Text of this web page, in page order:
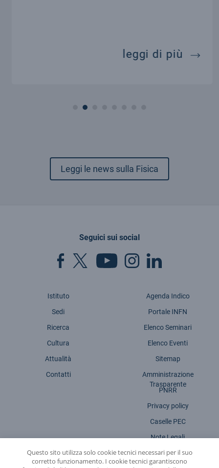
e la relatività generaleleggi di più
Leggi le news sulla Fisica
Seguici sui social
Istituto
Sedi
Ricerca
Cultura
Attualità
Contatti
Agenda Indico
Portale INFN
Elenco Seminari
Elenco Eventi
Sitemap
Amministrazione
Trasparente
PNRR
Privacy policy
Caselle PEC
Note Legali
Dichiarazione accessibilità
Questo sito utilizza solo cookie tecnici necessari per il suo
corretto funzionamento. I cookie tecnici garantiscono